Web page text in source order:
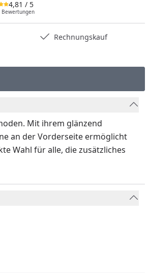
4,81 / 5
Bewertungen
Rechnungskauf
Mit ihrem glänzend
an der Vorderseite ermöglicht
Wahl für alle, die zusätzliches